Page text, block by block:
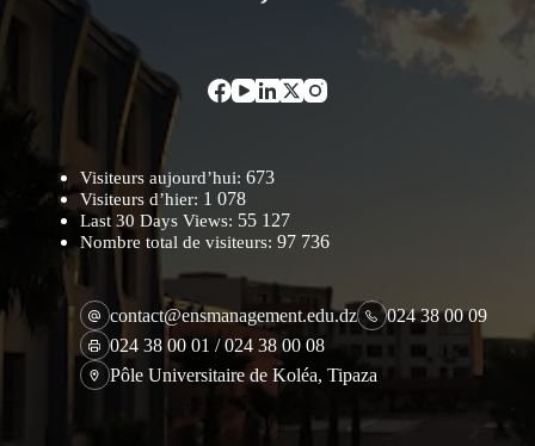
Visiteurs aujourd’hui: 673
Visiteurs d’hier: 1 078
Last 30 Days Views: 55 127
Nombre total de visiteurs: 97 736
contact@ensmanagement.edu.dz
024 38 00 09
024 38 00 01 / 024 38 00 08
Pôle Universitaire de Koléa, Tipaza